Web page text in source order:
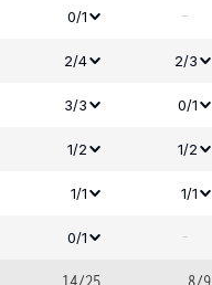
0/1 -
2/4 2/3
3/3 0/1
1/2 1/2
1/1 1/1
0/1 -
14/25 8/9